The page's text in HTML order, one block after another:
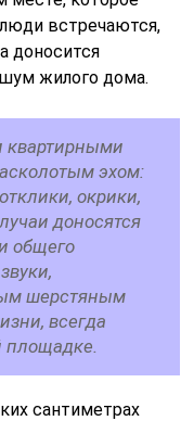
встречаются,
доносится
жилого дома.
квартирными
эхом:
окрики,
доносятся
общего
шерстяным
всегда
площадке.
сантиметрах